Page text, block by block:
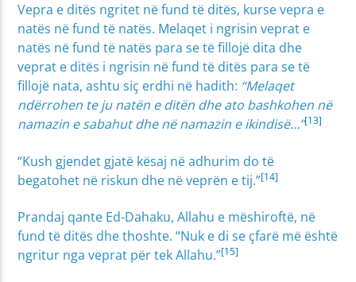
Vepra e ditës ngritet në fund të ditës, kurse vepra e
natës në fund të natës. Melaqet i ngrisin veprat e
natës në fund të natës para se të fillojë dita dhe
veprat e ditës i ngrisin në fund të ditës para se të
fillojë nata, ashtu siç erdhi në hadith: “Melaqet
ndërrohen te ju natën e ditën dhe ato bashkohen në
namazin e sabahut dhe në namazin e ikindisë…”[13]
“Kush gjendet gjatë kësaj në adhurim do të
begatohet në riskun dhe në veprën e tij.”[14]
Prandaj qante Ed-Dahaku, Allahu e mëshiroftë, në
fund të ditës dhe thoshte. “Nuk e di se çfarë më është
ngritur nga veprat për tek Allahu.”[15]